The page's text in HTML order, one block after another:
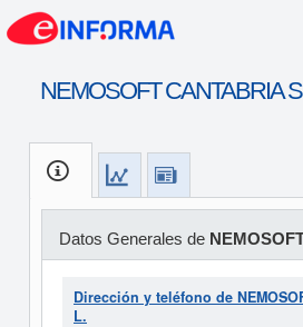
NEMOSOFT CANTABRIA S
Datos Generales de
Dirección y teléfono de
L.